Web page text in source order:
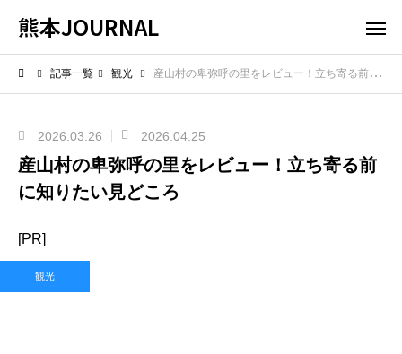
熊本JOURNAL
記事一覧 観光 産山村の卑弥呼の里をレビュー！立ち寄る前に知りたい見どころ
2026.03.26 2026.04.25
産山村の卑弥呼の里をレビュー！立ち寄る前
に知りたい見どころ
[PR]
観光